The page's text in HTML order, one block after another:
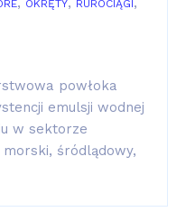
OKRĘTY RUROCIĄGI
powłoka
emulsji wodnej
w sektorze
śródlądowy,